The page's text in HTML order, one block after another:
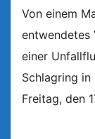
Von einem
entwendetes
einer
Schlagring
Freitag, den